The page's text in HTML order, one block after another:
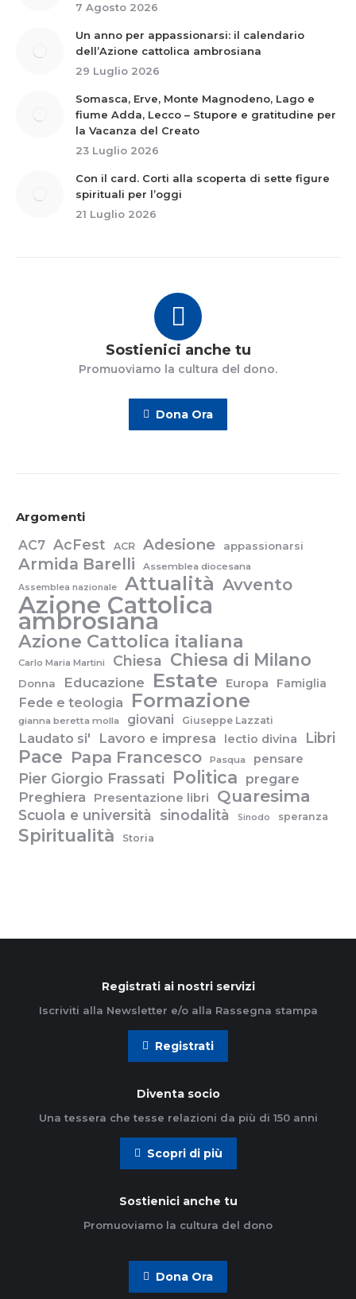
7 Agosto 2026
Un anno per appassionarsi: il calendario
dell’Azione cattolica ambrosiana
29 Luglio 2026
Somasca, Erve, Monte Magnodeno, Lago e
fiume Adda, Lecco – Stupore e gratitudine per
la Vacanza del Creato
23 Luglio 2026
Con il card. Corti alla scoperta di sette figure
spirituali per l’oggi
21 Luglio 2026
Sostienici anche tu
Promuoviamo la cultura del dono.
Dona Ora
Argomenti
AC7 AcFest ACR Adesione appassionarsi
Armida Barelli Assemblea diocesana
Assemblea nazionale Attualità Avvento
Azione Cattolica
ambrosiana
Azione Cattolica italiana
Carlo Maria Martini Chiesa Chiesa di Milano
Donna Educazione Estate Europa Famiglia
Fede e teologia Formazione
gianna beretta molla giovani Giuseppe Lazzati
Laudato si' Lavoro e impresa lectio divina Libri
Pace Papa Francesco Pasqua pensare
Pier Giorgio Frassati Politica pregare
Preghiera
Presentazione libri Quaresima
Scuola e università sinodalità Sinodo speranza
Spiritualità Storia
Registrati ai nostri servizi
Iscriviti alla Newsletter e/o alla Rassegna stampa
Registrati
Diventa socio
Una tessera che tesse relazioni da più di 150 anni
Scopri di più
Sostienici anche tu
Promuoviamo la cultura del dono
Dona Ora